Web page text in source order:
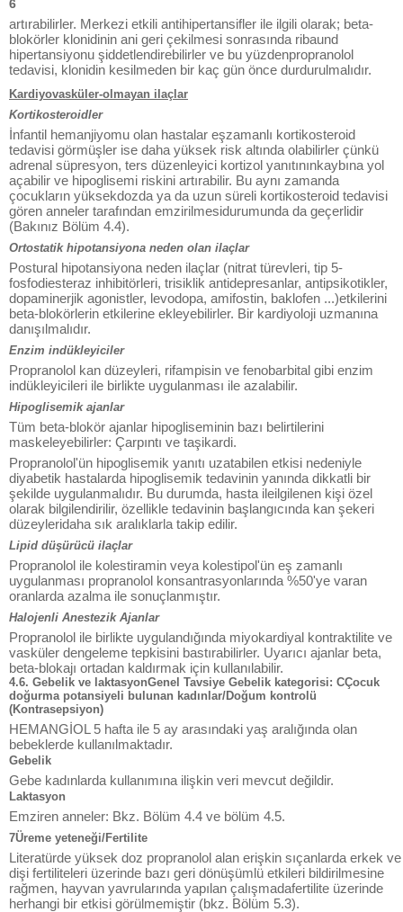
6
artırabilirler. Merkezi etkili antihipertansifler ile ilgili olarak; beta-
blokörler klonidinin ani geri çekilmesi sonrasında ribaund
hipertansiyonu şiddetlendirebilirler ve bu yüzdenpropranolol
tedavisi, klonidin kesilmeden bir kaç gün önce durdurulmalıdır.
Kardiyovasküler-olmayan ilaçlar
Kortikosteroidler
İnfantil hemanjiyomu olan hastalar eşzamanlı kortikosteroid
tedavisi görmüşler ise daha yüksek risk altında olabilirler çünkü
adrenal süpresyon, ters düzenleyici kortizol yanıtınınkaybına yol
açabilir ve hipoglisemi riskini artırabilir. Bu aynı zamanda
çocukların yüksekdozda ya da uzun süreli kortikosteroid tedavisi
gören anneler tarafından emzirilmesidurumunda da geçerlidir
(Bakınız Bölüm 4.4).
Ortostatik hipotansiyona neden olan ilaçlar
Postural hipotansiyona neden ilaçlar (nitrat türevleri, tip 5-
fosfodiesteraz inhibitörleri, trisiklik antidepresanlar, antipsikotikler,
dopaminerjik agonistler, levodopa, amifostin, baklofen ...)etkilerini
beta-blokörlerin etkilerine ekleyebilirler. Bir kardiyoloji uzmanına
danışılmalıdır.
Enzim indükleyiciler
Propranolol kan düzeyleri, rifampisin ve fenobarbital gibi enzim
indükleyicileri ile birlikte uygulanması ile azalabilir.
Hipoglisemik ajanlar
Tüm beta-blokör ajanlar hipogliseminin bazı belirtilerini
maskeleyebilirler: Çarpıntı ve taşikardi.
Propranolol'ün hipoglisemik yanıtı uzatabilen etkisi nedeniyle
diyabetik hastalarda hipoglisemik tedavinin yanında dikkatli bir
şekilde uygulanmalıdır. Bu durumda, hasta ileilgilenen kişi özel
olarak bilgilendirilir, özellikle tedavinin başlangıcında kan şekeri
düzeyleridaha sık aralıklarla takip edilir.
Lipid düşürücü ilaçlar
Propranolol ile kolestiramin veya kolestipol'ün eş zamanlı
uygulanması propranolol konsantrasyonlarında %50'ye varan
oranlarda azalma ile sonuçlanmıştır.
Halojenli Anestezik Ajanlar
Propranolol ile birlikte uygulandığında miyokardiyal kontraktilite ve
vasküler dengeleme tepkisini bastırabilirler. Uyarıcı ajanlar beta,
beta-blokajı ortadan kaldırmak için kullanılabilir.
4.6. Gebelik ve laktasyonGenel Tavsiye Gebelik kategorisi: CÇocuk
doğurma potansiyeli bulunan kadınlar/Doğum kontrolü
(Kontrasepsiyon)
HEMANGİOL 5 hafta ile 5 ay arasındaki yaş aralığında olan
bebeklerde kullanılmaktadır.
Gebelik
Gebe kadınlarda kullanımına ilişkin veri mevcut değildir.
Laktasyon
Emziren anneler: Bkz. Bölüm 4.4 ve bölüm 4.5.
7Üreme yeteneği/Fertilite
Literatürde yüksek doz propranolol alan erişkin sıçanlarda erkek ve
dişi fertiliteleri üzerinde bazı geri dönüşümlü etkileri bildirilmesine
rağmen, hayvan yavrularında yapılan çalışmadafertilite üzerinde
herhangi bir etkisi görülmemiştir (bkz. Bölüm 5.3).